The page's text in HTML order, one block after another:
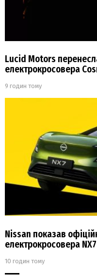
Lucid Motors
електрокросовера
9 годин тому
Nissan показав
електрокросовера NX7
10 годин тому